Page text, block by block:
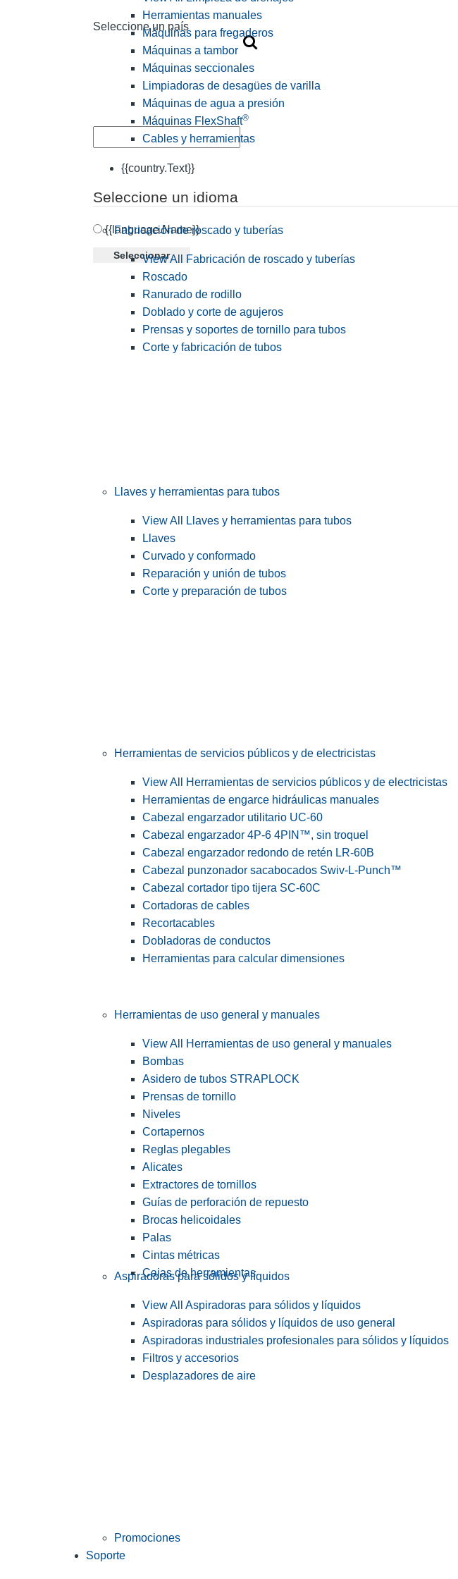
Seleccione un país
{{country.Text}}
Seleccione un idioma
{{language.Name}}
Seleccionar
Herramientas manuales
Máquinas para fregaderos
Máquinas a tambor
Máquinas seccionales
Limpiadoras de desagües de varilla
Máquinas de agua a presión
Máquinas FlexShaft®
Cables y herramientas
Fabricación de roscado y tuberías
View All Fabricación de roscado y tuberías
Roscado
Ranurado de rodillo
Doblado y corte de agujeros
Prensas y soportes de tornillo para tubos
Corte y fabricación de tubos
Llaves y herramientas para tubos
View All Llaves y herramientas para tubos
Llaves
Curvado y conformado
Reparación y unión de tubos
Corte y preparación de tubos
Herramientas de servicios públicos y de electricistas
View All Herramientas de servicios públicos y de electricistas
Herramientas de engarce hidráulicas manuales
Cabezal engarzador utilitario UC-60
Cabezal engarzador 4P-6 4PIN™, sin troquel
Cabezal engarzador redondo de retén LR-60B
Cabezal punzonador sacabocados Swiv-L-Punch™
Cabezal cortador tipo tijera SC-60C
Cortadoras de cables
Recortacables
Dobladoras de conductos
Herramientas para calcular dimensiones
Herramientas de uso general y manuales
View All Herramientas de uso general y manuales
Bombas
Asidero de tubos STRAPLOCK
Prensas de tornillo
Niveles
Cortapernos
Reglas plegables
Alicates
Extractores de tornillos
Guías de perforación de repuesto
Brocas helicoidales
Palas
Cintas métricas
Cajas de herramientas
Aspiradoras para sólidos y líquidos
View All Aspiradoras para sólidos y líquidos
Aspiradoras para sólidos y líquidos de uso general
Aspiradoras industriales profesionales para sólidos y líquidos
Filtros y accesorios
Desplazadores de aire
Promociones
Soporte